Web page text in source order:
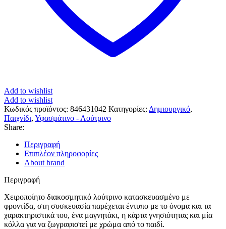
Add to wishlist
Add to wishlist
Κωδικός προϊόντος: 846431042 Κατηγορίες: Δημιουργικό,
Παιχνίδι, Υφασμάτινο - Λούτρινο
Share:
Περιγραφή
Επιπλέον πληροφορίες
About brand
Περιγραφή
Χειροποίητο διακοσμητικό λούτρινο κατασκευασμένο με
φροντίδα, στη συσκευασία παρέχεται έντυπο με το όνομα και τα
χαρακτηριστικά του, ένα μαγνητάκι, η κάρτα γνησιότητας και μία
κόλλα για να ζωγραφιστεί με χρώμα από το παιδί.